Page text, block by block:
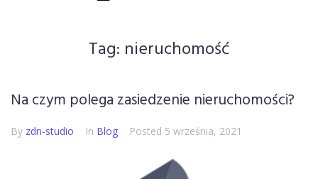
Tag: nieruchomość
Na czym polega zasiedzenie nieruchomości?
By zdn-studio In Blog Posted 5 września, 2021